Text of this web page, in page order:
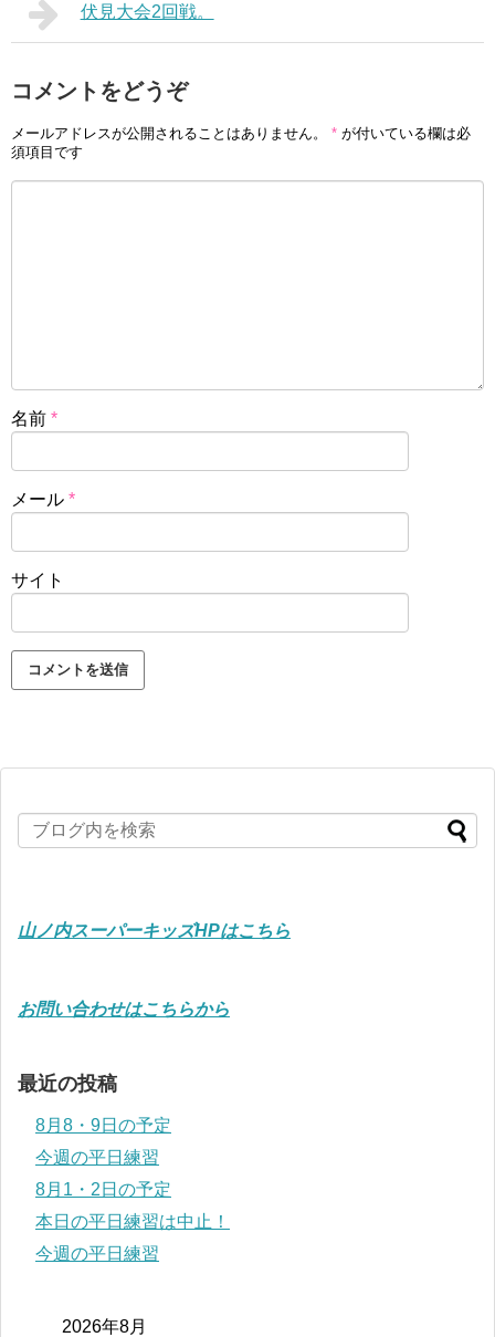
伏見大会2回戦。
コメントをどうぞ
メールアドレスが公開されることはありません。 * が付いている欄は必
須項目です
名前 *
メール *
サイト
山ノ内スーパーキッズHPはこちら
お問い合わせはこちらから
最近の投稿
8月8・9日の予定
今週の平日練習
8月1・2日の予定
本日の平日練習は中止！
今週の平日練習
2026年8月